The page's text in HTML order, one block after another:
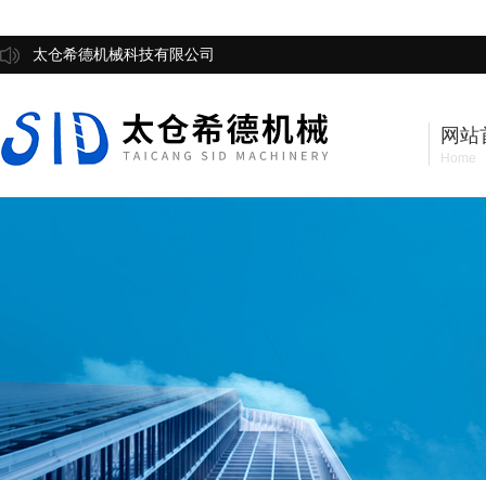
太仓希德机械科技有限公司
网站
Home